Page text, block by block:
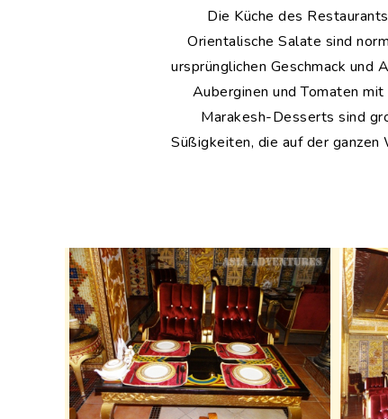
Die Küche des
Orientalische Salate sind
ursprünglichen Geschmack und
Auberginen und Tomaten
Marakesh-Desserts sind
Süßigkeiten, die auf der